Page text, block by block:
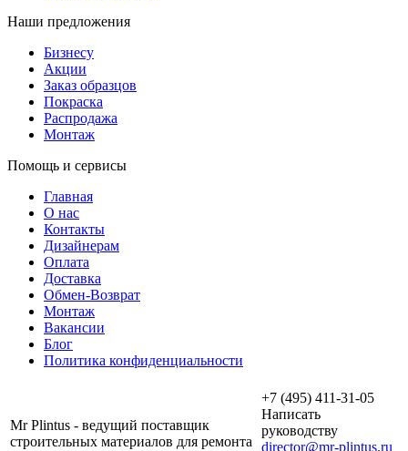
Наши предложения
Бизнесу
Акции
Заказ образцов
Покраска
Распродажа
Монтаж
Помощь и сервисы
Главная
О нас
Контакты
Дизайнерам
Оплата
Доставка
Обмен-Возврат
Монтаж
Вакансии
Блог
Политика конфиденциальности
Mr Plintus - ведущий поставщик
строительных материалов для ремонта
+7 (495) 411-31-05
Написать
руководству
director@mr-plintus.ru